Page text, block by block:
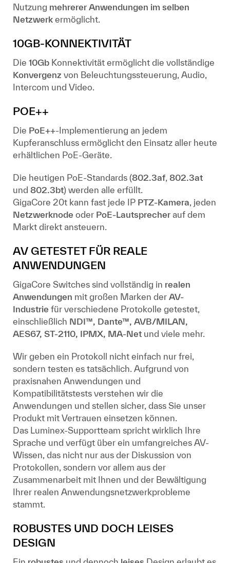
Nutzung mehrerer Anwendungen im selben
Netzwerk ermöglicht.
10GB-KONNEKTIVITÄT
Die 10Gb Konnektivität ermöglicht die vollständige
Konvergenz von Beleuchtungssteuerung, Audio,
Intercom und Video.
POE++
Die PoE++-Implementierung an jedem
Kupferanschluss ermöglicht den Einsatz aller heute
erhältlichen PoE-Geräte.
Die heutigen PoE-Standards (802.3af, 802.3at
und 802.3bt) werden alle erfüllt.
GigaCore 20t kann fast jede IP PTZ-Kamera, jeden
Netzwerknode oder PoE-Lautsprecher auf dem
Markt direkt ansteuern.
AV GETESTET FÜR REALE
ANWENDUNGEN
GigaCore Switches sind vollständig in realen
Anwendungen mit großen Marken der AV-
Industrie für verschiedene Protokolle getestet,
einschließlich NDI™, Dante™, AVB/MILAN,
AES67, ST-2110, IPMX, MA-Net und viele mehr.
Wir geben ein Protokoll nicht einfach nur frei,
sondern testen es tatsächlich. Aufgrund von
praxisnahen Anwendungen und
Kompatibilitätstests verstehen wir die
Anwendungen und stellen sicher, dass Sie unser
Produkt mit Vertrauen einsetzen können.
Das Luminex-Supportteam spricht wirklich Ihre
Sprache und verfügt über ein umfangreiches AV-
Wissen, das nicht nur aus der Diskussion von
Protokollen, sondern vor allem aus der
Zusammenarbeit mit Ihnen und der Bewältigung
Ihrer realen Anwendungsnetzwerkprobleme
stammt.
ROBUSTES UND DOCH LEISES
DESIGN